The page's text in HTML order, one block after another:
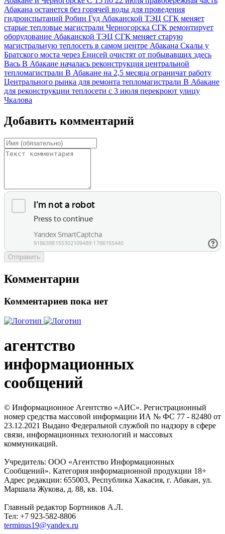
Абакана останется без горячей воды для проведения
гидроиспытаний Робин Гуд Абаканской ТЭЦ СГК меняет
старые тепловые магистрали Черногорска СГК ремонтирует
оборудование Абаканской ТЭЦ СГК меняет старую
магистральную теплосеть в самом центре Абакана Скалы у
Братского моста через Енисей очистят от побывавших здесь
Вась В Абакане началась реконструкция центральной
тепломагистрали В Абакане на 2,5 месяца ограничат работу
Центрального рынка для ремонта тепломагистрали В Абакане
для реконструкции теплосети с 3 июля перекроют улицу
Чкалова
Добавить комментарий
Отправить
Комментарии
Комментариев пока нет
агентство
информационных
сообщений
© Информационное Агентство «АИС». Регистрационный
номер средства массовой информации ИА № ФС 77 - 82480 от
23.12.2021 Выдано Федеральной службой по надзору в сфере
связи, информационных технологий и массовых
коммуникаций.
Учредитель: ООО «Агентство Информационных
Сообщений». Категория информационной продукции 18+
Адрес редакции: 655003, Республика Хакасия, г. Абакан, ул.
Маршала Жукова, д. 88, кв. 104.
Главный редактор Бортников А.Л.
Тел: +7 923-582-8806
terminus19@yandex.ru